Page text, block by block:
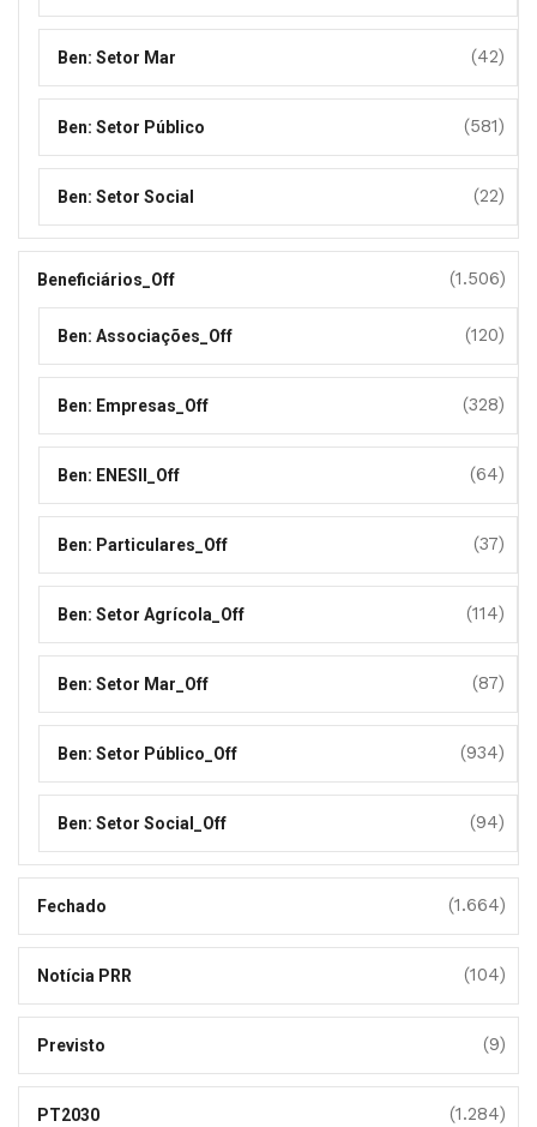
Ben: Setor Mar (42)
Ben: Setor Público (581)
Ben: Setor Social (22)
Beneficiários_Off (1.506)
Ben: Associações_Off (120)
Ben: Empresas_Off (328)
Ben: ENESII_Off (64)
Ben: Particulares_Off (37)
Ben: Setor Agrícola_Off (114)
Ben: Setor Mar_Off (87)
Ben: Setor Público_Off (934)
Ben: Setor Social_Off (94)
Fechado (1.664)
Notícia PRR (104)
Previsto (9)
PT2030 (1.284)